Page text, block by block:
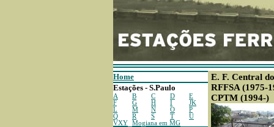
Home
Estações - S.Paulo
A B C D
E
F
G H I
JK
L
M N O
P
Q
R S T
U
VXY
Mogiana em MG
E. F. Central
RFFSA (1975-
CPTM (1994-)